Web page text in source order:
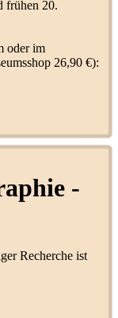
Musikmeister
frühen 20.
oder im
26,90 €):
-
Recherche ist